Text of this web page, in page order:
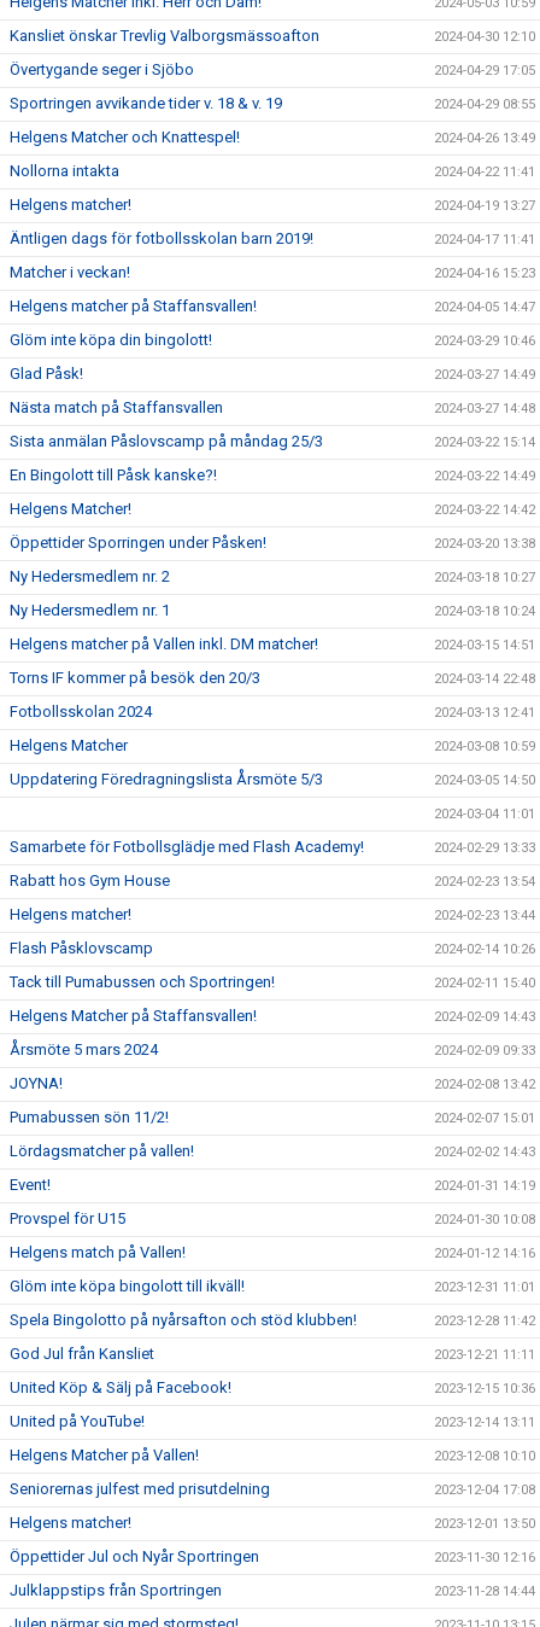
2024-05-03 10:59
Kansliet önskar Trevlig Valborgsmässoafton 2024-04-30 12:10
Övertygande seger i Sjöbo 2024-04-29 17:05
Sportringen avvikande tider v. 18 & v. 19 2024-04-29 08:55
Helgens Matcher och Knattespel! 2024-04-26 13:49
Nollorna intakta 2024-04-22 11:41
Helgens matcher! 2024-04-19 13:27
Äntligen dags för fotbollsskolan barn 2019! 2024-04-17 11:41
Matcher i veckan! 2024-04-16 15:23
Helgens matcher på Staffansvallen! 2024-04-05 14:47
Glöm inte köpa din bingolott! 2024-03-29 10:46
Glad Påsk! 2024-03-27 14:49
Nästa match på Staffansvallen 2024-03-27 14:48
Sista anmälan Påslovscamp på måndag 25/3 2024-03-22 15:14
En Bingolott till Påsk kanske?! 2024-03-22 14:49
Helgens Matcher! 2024-03-22 14:42
Öppettider Sporringen under Påsken! 2024-03-20 13:38
Ny Hedersmedlem nr. 2 2024-03-18 10:27
Ny Hedersmedlem nr. 1 2024-03-18 10:24
Helgens matcher på Vallen inkl. DM matcher! 2024-03-15 14:51
Torns IF kommer på besök den 20/3 2024-03-14 22:48
Fotbollsskolan 2024 2024-03-13 12:41
Helgens Matcher 2024-03-08 10:59
Uppdatering Föredragningslista Årsmöte 5/3 2024-03-05 14:50
2024-03-04 11:01
Samarbete för Fotbollsglädje med Flash Academy! 2024-02-29 13:33
Rabatt hos Gym House 2024-02-23 13:54
Helgens matcher! 2024-02-23 13:44
Flash Påsklovscamp 2024-02-14 10:26
Tack till Pumabussen och Sportringen! 2024-02-11 15:40
Helgens Matcher på Staffansvallen! 2024-02-09 14:43
Årsmöte 5 mars 2024 2024-02-09 09:33
JOYNA! 2024-02-08 13:42
Pumabussen sön 11/2! 2024-02-07 15:01
Lördagsmatcher på vallen! 2024-02-02 14:43
Event! 2024-01-31 14:19
Provspel för U15 2024-01-30 10:08
Helgens match på Vallen! 2024-01-12 14:16
Glöm inte köpa bingolott till ikväll! 2023-12-31 11:01
Spela Bingolotto på nyårsafton och stöd klubben! 2023-12-28 11:42
God Jul från Kansliet 2023-12-21 11:11
United Köp & Sälj på Facebook! 2023-12-15 10:36
United på YouTube! 2023-12-14 13:11
Helgens Matcher på Vallen! 2023-12-08 10:10
Seniorernas julfest med prisutdelning 2023-12-04 17:08
Helgens matcher! 2023-12-01 13:50
Öppettider Jul och Nyår Sportringen 2023-11-30 12:16
Julklappstips från Sportringen 2023-11-28 14:44